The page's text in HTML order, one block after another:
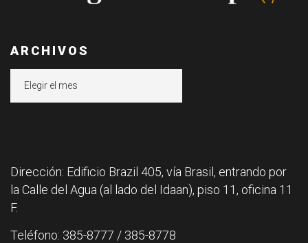
ARCHIVOS
Dirección: Edificio Brazil 405, vía Brasil, entrando por
la Calle del Agua (al lado del Idaan), piso 11, oficina 11
F.
Teléfono: 385-8777 / 385-8778